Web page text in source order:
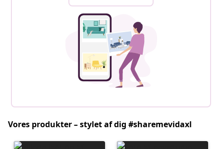
Vores produkter – stylet af dig #sharemevidaxl